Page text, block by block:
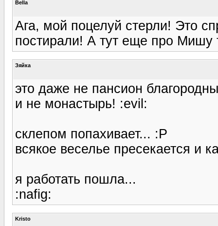
Bella
Ага, мой поцелуй стерли! Это
постирали! А тут еще про Мишу
Зяйка
это даже не пансион
и не монастырь! :evil:
склепом попахивает... :P
всякое веселье пресекается и
я работать пошла...
:nafig:
Kristo